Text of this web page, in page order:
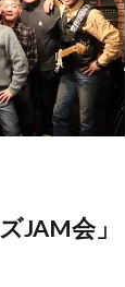
JAM会」